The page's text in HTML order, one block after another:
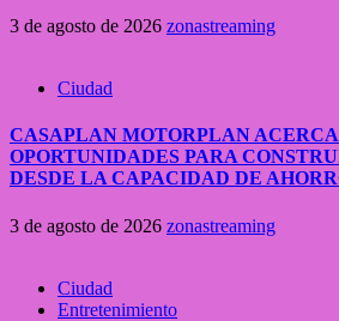
3 de agosto de 2026 zonastreaming
Ciudad
CASAPLAN MOTORPLAN
OPORTUNIDADES PARA
DESDE LA CAPACIDAD DE
3 de agosto de 2026 zonastreaming
Ciudad
Entretenimiento